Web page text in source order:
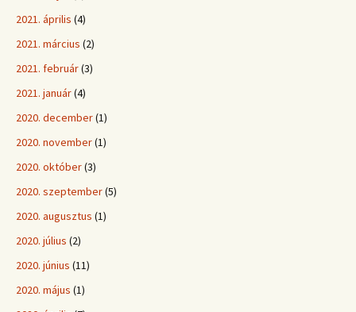
2021. április (4)
2021. március (2)
2021. február(3)
2021. január(4)
2020. december(1)
2020. november(1)
2020. október(3)
2020. szeptember(5)
2020. augusztus (1)
2020. július (2)
2020. június (11)
2020. május (1)